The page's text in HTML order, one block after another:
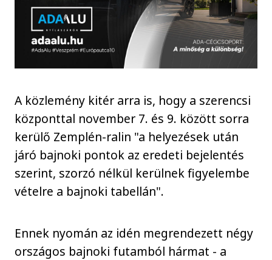
A közlemény kitér arra is, hogy a szerencsi
központtal november 7. és 9. között sorra
kerülő Zemplén-ralin "a helyezések után
járó bajnoki pontok az eredeti bejelentés
szerint, szorzó nélkül kerülnek figyelembe
vételre a bajnoki tabellán".
Ennek nyomán az idén megrendezett négy
országos bajnoki futamból hármat - a